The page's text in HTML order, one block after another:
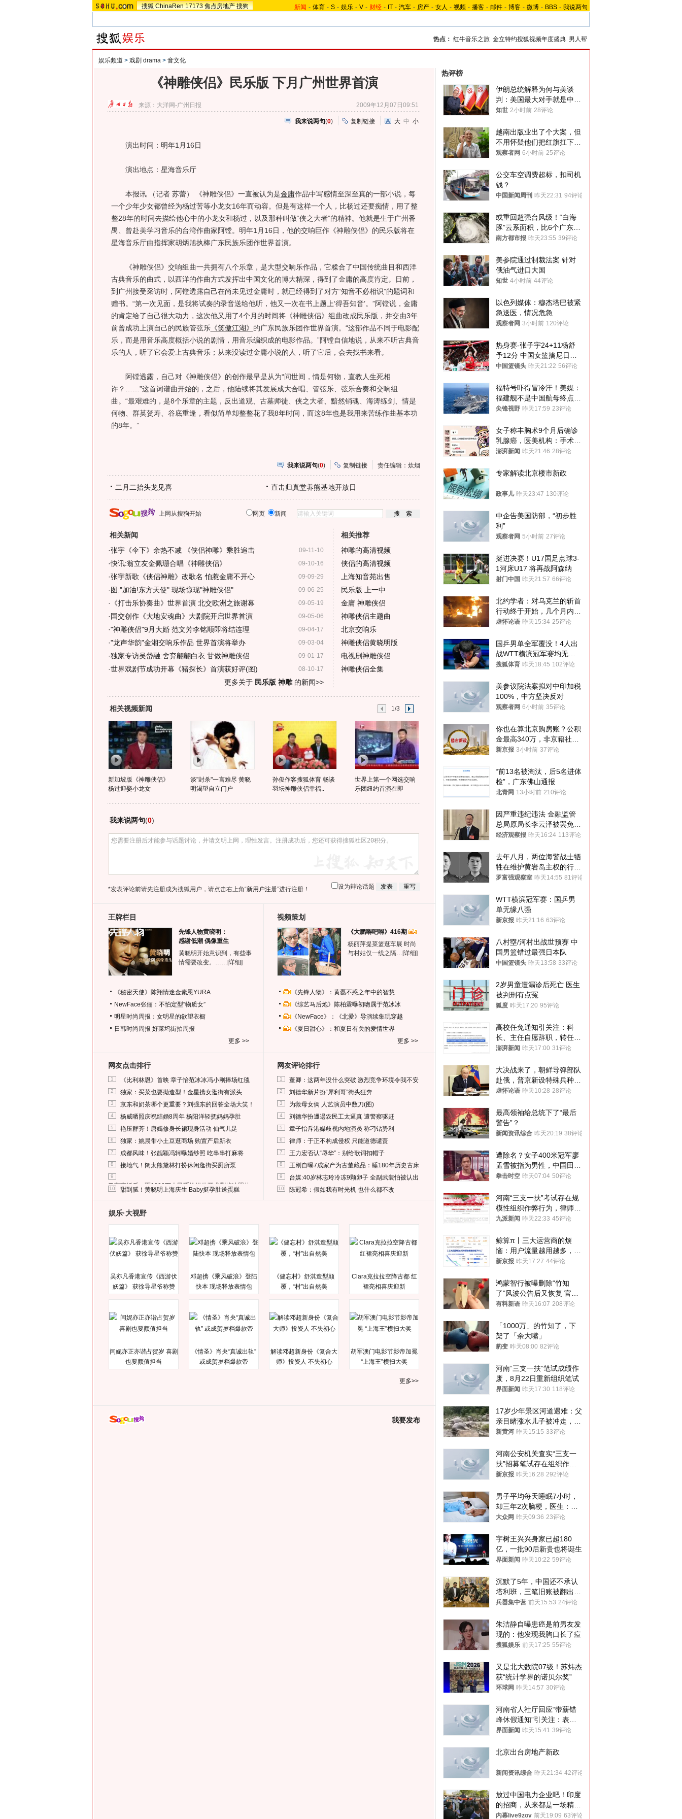
搜狐 ChinaRen 17173 焦点房地产 搜狗 新闻 - 体育 - S - 娱乐 - V - 财经 - IT - 汽车 - 房产 - 女人 - 视频 - 播客 - 邮件 - 博客 - 微博 - BBS - 我说两句
热点： 红牛音乐之旅 金立特约搜狐视频年度盛典 男人帮
娱乐频道 > 戏剧 drama > 音文化
《神雕侠侣》民乐版 下月广州世界首演
来源： 大洋网-广州日报 2009年12月07日09:51
我来说两句(0) 复制链接 大 中 小
演出时间：明年1月16日
演出地点：星海音乐厅
本报讯 （记者 苏蕾） 《神雕侠侣》一直被认为是金庸作品中写感情至深至真的一部小说，每
一个少年少女都曾经为杨过苦等小龙女16年而动容。但是有这样一个人，比杨过还要痴情，用了整
整28年的时间去描绘他心中的小龙女和杨过，以及那种叫做“侠之大者”的精神。他就是生于广州番
禺、曾赴美学习音乐的台湾作曲家阿镗。明年1月16日，他的交响巨作《神雕侠侣》的民乐版将在
星海音乐厅由指挥家胡炳旭执棒广东民族乐团作世界首演。
《神雕侠侣》交响组曲一共拥有八个乐章，是大型交响乐作品，它糅合了中国传统曲目和西洋
古典音乐的曲式，以西洋的作曲方式发挥出中国文化的博大精深，得到了金庸的高度肯定。日前，
到广州接受采访时，阿镗透露自己在尚未见过金庸时，就已经得到了对方“知音不必相识”的题词和
赠书。“第一次见面，是我将试奏的录音送给他听，他又一次在书上题上‘得吾知音’。”阿镗说，金庸
的肯定给了自己很大动力，这次他又用了4个月的时间将《神雕侠侣》组曲改成民乐版，并交由3年
前曾成功上演自己的民族管弦乐《笑傲江湖》 的广东民族乐团作世界首演。“这部作品不同于电影配
乐，而是用音乐高度概括小说的剧情，用音乐编织成的电影作品。”阿镗自信地说，从来不听古典音
乐的人，听了它会爱上古典音乐；从来没读过金庸小说的人，听了它后，会去找书来看。
阿镗透露，自己对《神雕侠侣》的创作最早是从为“问世间，情是何物，直教人生死相
许？……”这首词谱曲开始的，之后，他陆续将其发展成大合唱、管弦乐、弦乐合奏和交响组
曲。“最艰难的，是8个乐章的主题，反出道观、古墓师徒、侠之大者、黯然销魂、海涛练剑、情是
何物、群英贺寿、谷底重逢，看似简单却整整花了我8年时间，而这8年也是我用来苦练作曲基本功
的8年。”
我来说两句(0) 复制链接 责任编辑：炊烟
二月二抬头龙见喜 直击归真堂养熊基地开放日
上网从搜狗开始 网页 新闻
相关新闻
09-11-10
·张宇《伞下》余热不减 《侠侣神雕》乘胜追击
09-10-16
·快讯:翁立友金佩珊合唱《神雕侠侣》
09-09-29
·张宇新歌《侠侣神雕》改歌名 怕惹金庸不开心
09-06-25
· 图:"加油!东方天使" 现场惊现"神雕侠侣"
09-05-19
· 《打击乐协奏曲》世界首演 北交欧洲之旅谢幕
09-05-06
· 国交创作《大地安魂曲》大剧院开启世界首演
09-04-17
·"神雕侠侣"9月大婚 范文芳李铭顺即将结连理
09-03-04
·"龙声华韵"金湘交响乐作品 世界首演将举办
09-01-17
·独家专访吴岱融:舍弃翩翩白衣 甘做神雕侠侣
08-10-17
·世界戏剧节成功开幕《猪探长》首演获好评(图)
更多关于 民乐版 神雕的新闻>>
相关推荐
神雕的高清视频
侠侣的高清视频
上海知音苑出售
民乐版 上一中
金庸 神雕侠侣
神雕侠侣主题曲
北京交响乐
神雕侠侣黄晓明版
电视剧神雕侠侣
神雕侠侣全集
相关视频新闻 1/3
新加坡版《神雕侠侣》
杨过迎娶小龙女
谈"封杀"一言难尽 黄晓
明渴望自立门户
孙俊作客搜狐体育 畅谈
羽坛神雕侠侣幸福..
世界上第一个网选交响
乐团纽约首演在即
我来说两句(0)
*发表评论前请先注册成为搜狐用户，请点击右上角“新用户注册”进行注册！ 设为辩论话题
王牌栏目
先锋人物黄晓明：
感谢低潮 偶像重生
黄晓明开始意识到，有些事
情需要改变。…… [详细]
《秘密天使》陈翔情迷金素恩YURA
NewFace张俪：不怕定型“物质女”
明星时尚周报：女明星的欲望衣橱
日韩时尚周报 好莱坞街拍周报
更多 >>
视频策划
《大鹏嘚吧嘚》416期
杨丽萍提菜篮逛车展 时尚
与村姑仅一线之隔… [详细]
《先锋人物》：黄磊不惑之年中的智慧
《综艺马后炮》陈柏霖曝初吻属于范冰冰
《NewFace》：《北爱》导演续集玩穿越
《夏日甜心》：和夏日有关的爱情世界
更多 >>
网友点击排行
1 《比利林恩》首映 章子怡范冰冰冯小刚捧场红毯
2 独家：买菜也要拗造型！金星携女逛街有派头
3 京东和奶茶哪个更重要？刘强东的回答全场大笑！
4 杨威晒照庆祝结婚8周年 杨阳洋轻抚妈妈孕肚
5 艳压群芳！唐嫣修身长裙现身活动 仙气儿足
6 独家：姚晨带小土豆逛商场 购置产后新衣
7 成都风味！张靓颖冯轲曝婚纱照 吃串串打麻将
8 接地气！阔太熊黛林打扮休闲逛街买厕所泵
9
马蓉离婚后，砸1000万人民币给媒体要求删掉这照片
10 甜到腻！黄晓明上海庆生 Baby挺孕肚送蛋糕
网友评论排行
1 董卿：这两年没什么突破 激烈竞争环境令我不安
2 刘德华新片扮“犀利哥”街头狂奔
3 为救母女俩 人艺演员中数刀(图)
4 刘德华扮邋遢农民工太逼真 遭警察驱赶
5 章子怡斥港媒歧视内地演员 称刁钻势利
6 律师：于正不构成侵权 只能道德谴责
7 王力宏否认“辱华”：别给歌词扣帽子
8 王刚自曝7成家产为古董藏品：睡180年历史古床
9 台媒:40岁林志玲冷冻9颗卵子 全副武装怕被认出
10 陈冠希：假如我有时光机 也什么都不改
娱乐·大视野
吴亦凡香港宣传《西游伏
妖篇》 获徐导星爷称赞
邓超携《乘风破浪》登陆
快本 现场释放表情包
《健忘村》舒淇造型颠
覆，“村”出自然美
Clara克拉拉空降古都 红
裙亮相喜庆迎新
闫妮亦正亦谐占贺岁 喜剧
也要颜值担当
《情圣》肖央“真诚出轨”
或成贺岁档爆款帝
解读邓超新身份《复合大
师》投资人 不失初心
胡军澳门电影节影帝加冕
“上海王”横扫大奖
更多>>
我要发布
热评榜
伊朗总统解释为何与美谈
判：美国最大对手就是中
国，但他们也在对话
知世 2小时前 28评论
越南出版业出了个大案，但
不用怀疑他们把红旗扛下去
的决心
观察者网 6小时前 25评论
公交车空调费超标，扣司机
钱？
中国新闻周刊 昨天22:31 94评论
或重回超强台风级！“白海
豚”云系面积，比6个广东还
大！深圳官方：注意这件事
南方都市报 昨天23:55 39评论
美参院通过制裁法案 针对
俄油气进口大国
知世 4小时前 44评论
以色列媒体：穆杰塔巴被紧
急送医，情况危急
观察者网 3小时前 120评论
热身赛-张子宇24+11杨舒
予12分 中国女篮擒尼日利
亚
中国篮镜头 昨天21:22 56评论
福特号吓得冒冷汗！美媒：
福建舰不是中国航母终点，
而是新起点！
尖锋视野 昨天17:59 23评论
女子称丰胸术9个月后确诊
乳腺癌，医美机构：手术不
可能引发癌症，建议走司法
澎湃新闻 昨天21:46 28评论
专家解读北京楼市新政
政事儿 昨天23:47 130评论
中企告美国防部，“初步胜
利”
观察者网 5小时前 27评论
挺进决赛！U17国足点球3-
1河床U17 将再战阿森纳
射门中国 昨天21:57 66评论
北约学者：对乌克兰的斩首
行动终于开始，几个月内乌
将投降
虚怀论语 昨天15:34 25评论
国乒男单全军覆没！4人出
战WTT横滨冠军赛均无缘
八强
搜狐体育 昨天18:45 102评论
美参议院法案拟对中印加税
100%，中方坚决反对
观察者网 6小时前 35评论
你也在算北京购房账？公积
金最高340万，非京籍社保
1年
新京报 3小时前 37评论
“前13名被淘汰，后5名进体
检”，广东佛山通报
北青网 13小时前 210评论
因严重违纪违法 金融监管
总局原局长李云泽被罢免全
国人大代表
经济观察报 昨天16:24 113评论
去年八月，两位海警战士牺
牲在维护黄岩岛主权的行动
中
罗富强观察室 昨天14:55 81评论
WTT横滨冠军赛：国乒男
单无缘八强
新京报 昨天21:16 63评论
八村塁/河村出战世预赛 中
国男篮错过最强日本队
中国篮镜头 昨天13:58 33评论
2岁男童遭漏诊后死亡 医生
被判刑有点冤
狐度 昨天17:20 95评论
高校任免通知引关注：科
长、主任自愿辞职，转任思
政辅导员
澎湃新闻 昨天17:00 31评论
大决战来了，朝鲜导弹部队
赴俄，普京新设特殊兵种，
76岁老将扛旗
虚怀论语 昨天10:28 28评论
最高领袖给总统下了“最后
警告”？
新闻资讯综合 昨天20:19 38评论
遭除名？女子400米冠军廖
孟雪被指为男性，中国田协
默不作声
拳击时空 昨天07:04 50评论
河南“三支一扶”考试存在规
模性组织作弊行为，律师：
涉嫌非法获取国家秘密罪等
九派新闻 昨天22:33 45评论
鲸算π丨三大运营商的烦
恼：用户流量越用越多，收
入却越来越少
新京报 昨天17:27 44评论
鸿蒙智行被曝删除“竹知
了”风波公告后又恢复 官媒
曾力挺：劝华为要大度的，
有料新语 昨天16:07 208评论
「1000万」的竹知了，下
架了「余大嘴」
豹变 昨天08:00 82评论
河南“三支一扶”笔试成绩作
废，8月22日重新组织笔试
界面新闻 昨天17:30 118评论
17岁少年景区河道遇难：父
亲目睹涨水儿子被冲走，当
地排除上游泄洪，家属盼厘
新黄河 昨天15:15 33评论
河南公安机关查实“三支一
扶”招募笔试存在组织作弊
犯罪行为
新京报 昨天16:28 292评论
男子平均每天睡眠7小时，
却三年2次脑梗，医生：这
样睡觉更伤身
大众网 昨天09:36 23评论
宇树王兴兴身家已超180
亿，一批90后新贵也将诞生
界面新闻 昨天10:22 59评论
沉默了5年，中国还不承认
塔利班，三笔旧账被翻出，
最大风险出现
兵器集中营 前天15:53 24评论
朱洁静自曝患癌是前男友发
现的：他发现我胸口长了痘
搜狐娱乐 前天17:25 55评论
又是北大数院07级！苏炜杰
获“统计学界的诺贝尔奖”
环球网 昨天14:57 30评论
河南省人社厅回应“带薪错
峰休假通知”引关注：表述
不够准确，待修改后印发
界面新闻 昨天15:41 39评论
北京出台房地产新政
新闻资讯综合 昨天21:34 42评论
放过中国电力企业吧！印度
的招商，从来都是一场精准
收割
内幕live9zov 前天19:09 63评论